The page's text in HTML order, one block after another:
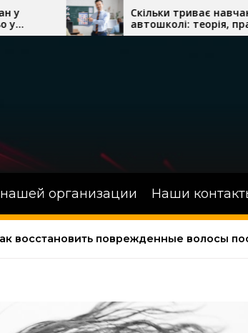
Скільки триває навчання в
автошколі: теорія, практика та
онлайн-уроки водіння
организации Наши
восстановить поврежденные волосы